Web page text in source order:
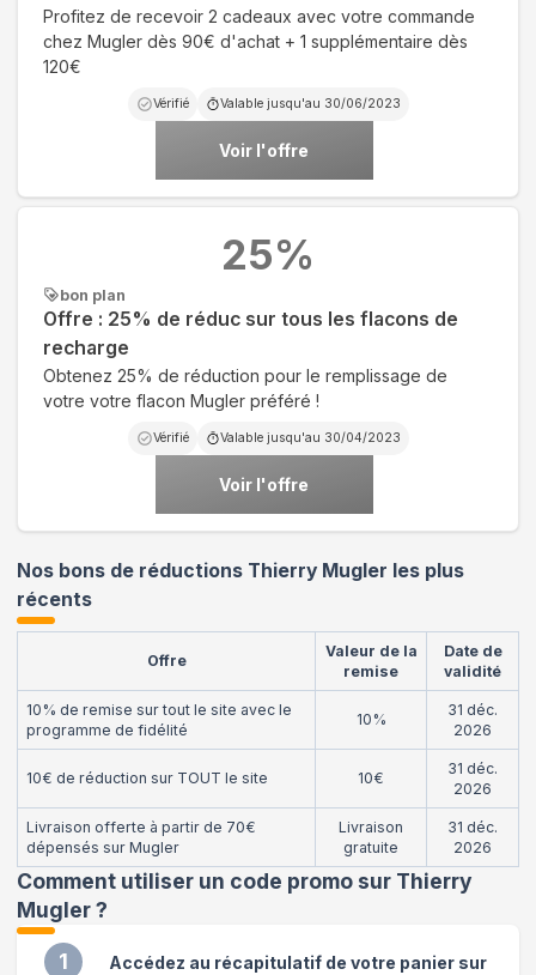
Profitez de recevoir 2 cadeaux avec votre commande
chez Mugler dès 90€ d'achat + 1 supplémentaire dès
120€
Vérifié Valable jusqu'au 30/06/2023
Voir l'offre
bon plan
Offre : 25% de réduc sur tous les flacons de
recharge
Obtenez 25% de réduction pour le remplissage de
votre votre flacon Mugler préféré !
Vérifié Valable jusqu'au 30/04/2023
Voir l'offre
25%
Nos bons de réductions Thierry Mugler les plus
récents
Offre
Valeur de la
remise
Date de
validité
10% de remise sur tout le site avec le
programme de fidélité
10%
31 déc.
2026
10€ de réduction sur TOUT le site 10€
31 déc.
2026
Livraison offerte à partir de 70€
dépensés sur Mugler
Livraison
gratuite
31 déc.
2026
Comment utiliser un code promo sur Thierry
Mugler?
1
Accédez au récapitulatif de votre panier sur